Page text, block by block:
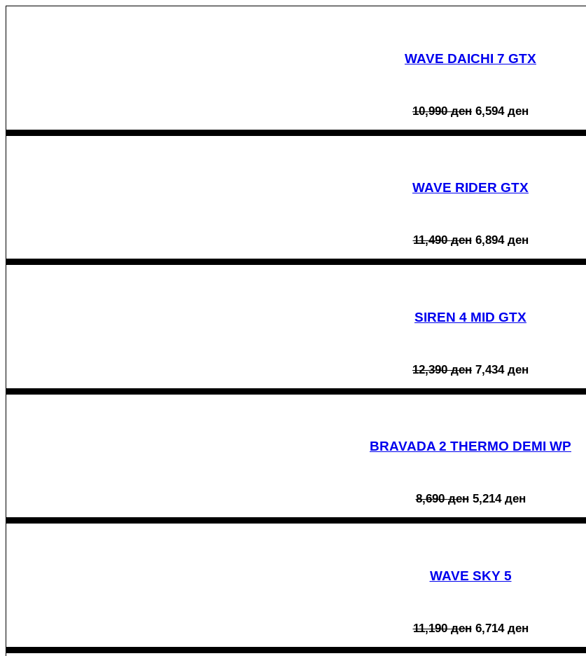
WAVE DAICHI 7 GTX
10,990ден Original
price
was:
6,594 ден
is:
WAVE RIDER GTX
11,490ден Original
price
was:
6,894 денCurrent
is:
SIREN 4 MID GTX
12,390ден Original
price
was:
7,434 ден
is:
BRAVADA 2 THERMO DEMI WP
8,690ден Original
price
was:
5,214 денCurrent
is:
WAVE SKY 5
11,190ден Original
price
was:
6,714 денCurrent
is: